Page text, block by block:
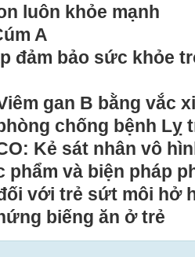
luôn khỏe mạnh
A
đảm bảo sức khỏe
gan B bằng vắc
chống bệnh Lỵ
Kẻ sát nhân vô
phẩm và biện pháp
với trẻ sứt môi hở
biếng ăn ở trẻ